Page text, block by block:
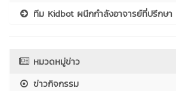
ทีม Kidbot ผนึกกำลังอาจารย์ที่ปรึกษา
หมวดหมู่ข่าว
ข่าวกิจกรรม